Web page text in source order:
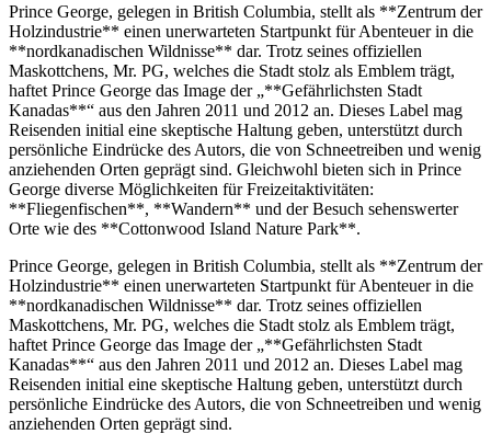
Prince George, gelegen in British Columbia, stellt als **Zentrum der
Holzindustrie** einen unerwarteten Startpunkt für Abenteuer in die
**nordkanadischen Wildnisse** dar. Trotz seines offiziellen
Maskottchens, Mr. PG, welches die Stadt stolz als Emblem trägt,
haftet Prince George das Image der „**Gefährlichsten Stadt
Kanadas**“ aus den Jahren 2011 und 2012 an. Dieses Label mag
Reisenden initial eine skeptische Haltung geben, unterstützt durch
persönliche Eindrücke des Autors, die von Schneetreiben und wenig
anziehenden Orten geprägt sind. Gleichwohl bieten sich in Prince
George diverse Möglichkeiten für Freizeitaktivitäten:
**Fliegenfischen**, **Wandern** und der Besuch sehenswerter
Orte wie des **Cottonwood Island Nature Park**.
Prince George, gelegen in British Columbia, stellt als **Zentrum der
Holzindustrie** einen unerwarteten Startpunkt für Abenteuer in die
**nordkanadischen Wildnisse** dar. Trotz seines offiziellen
Maskottchens, Mr. PG, welches die Stadt stolz als Emblem trägt,
haftet Prince George das Image der „**Gefährlichsten Stadt
Kanadas**“ aus den Jahren 2011 und 2012 an. Dieses Label mag
Reisenden initial eine skeptische Haltung geben, unterstützt durch
persönliche Eindrücke des Autors, die von Schneetreiben und wenig
anziehenden Orten geprägt sind.